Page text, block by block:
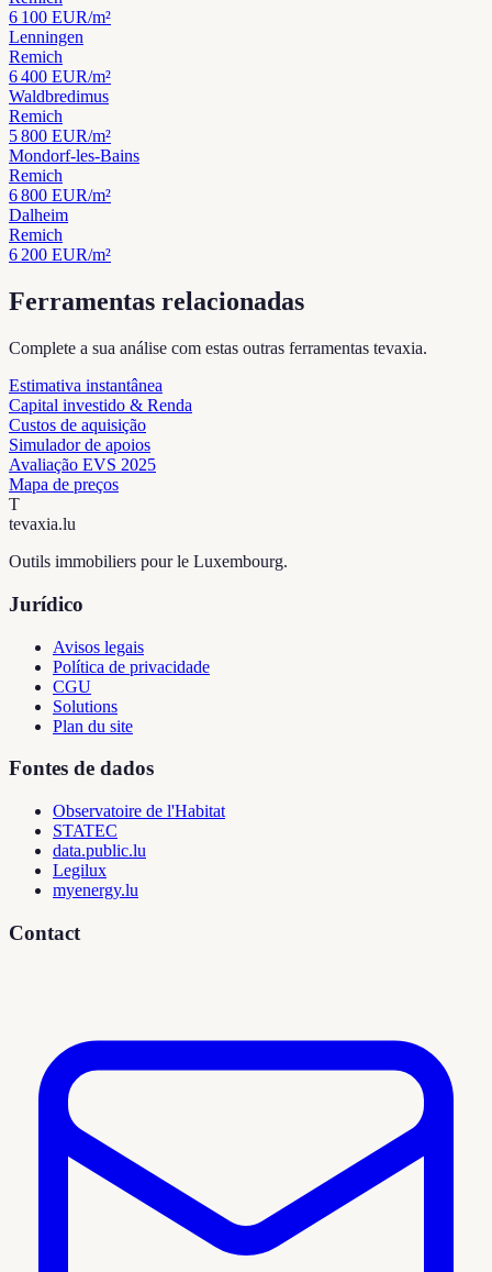
6 100 EUR/m²
Lenningen
Remich
6 400 EUR/m²
Waldbredimus
Remich
5 800 EUR/m²
Mondorf-les-Bains
Remich
6 800 EUR/m²
Dalheim
Remich
6 200 EUR/m²
Ferramentas relacionadas
Complete a sua análise com estas outras ferramentas tevaxia.
Estimativa instantânea
Capital investido & Renda
Custos de aquisição
Simulador de apoios
Avaliação EVS 2025
Mapa de preços
T
tevaxia.lu
Outils immobiliers pour le Luxembourg.
Jurídico
Avisos legais
Política de privacidade
CGU
Solutions
Plan du site
Fontes de dados
Observatoire de l'Habitat
STATEC
data.public.lu
Legilux
myenergy.lu
Contact